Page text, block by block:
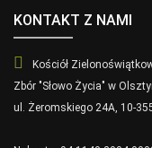
KONTAKT Z NAMI
Kościół
Zbór "Słowo Życia" w
ul. Żeromskiego 24A, 10-